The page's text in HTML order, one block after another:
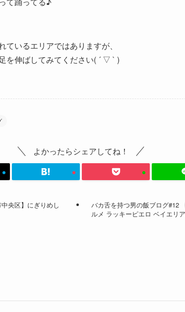
いるエリアではありますが、
を伸ばしてみてください( ´ ▽ ` )
よかったらシェアしてね！
央区】にぎりめし
バカ舌を持つ男の飯ブログ#12
ルメ ラッキーピエロ ベイエリ